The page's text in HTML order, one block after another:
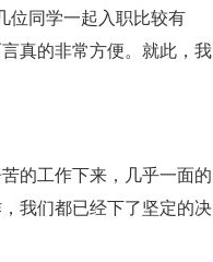
位同学一起入职比较有
真的非常方便。就此，我
的工作下来，几乎一面的
我们都已经下了坚定的决